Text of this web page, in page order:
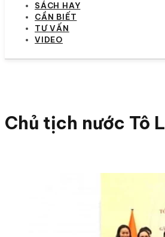
SÁCH HAY
CẦN BIẾT
TƯ VẤN
VIDEO
Chủ tịch nước Tô